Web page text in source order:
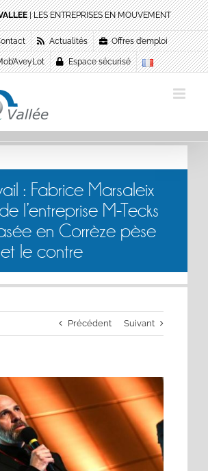
| LES ENTREPRISES EN MOUVEMENT
Actualités Offres d’emploi
Espace sécurisé
: Fabrice Marsaleix
l’entreprise M-Tecks
en Corrèze pèse
le contre
Précédent Suivant